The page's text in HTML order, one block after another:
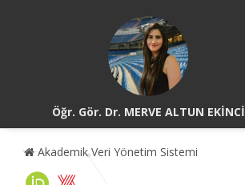
Öğr. Gör. Dr. MERVE ALTUN EKİNCİ
Akademik Veri Yönetim Sistemi